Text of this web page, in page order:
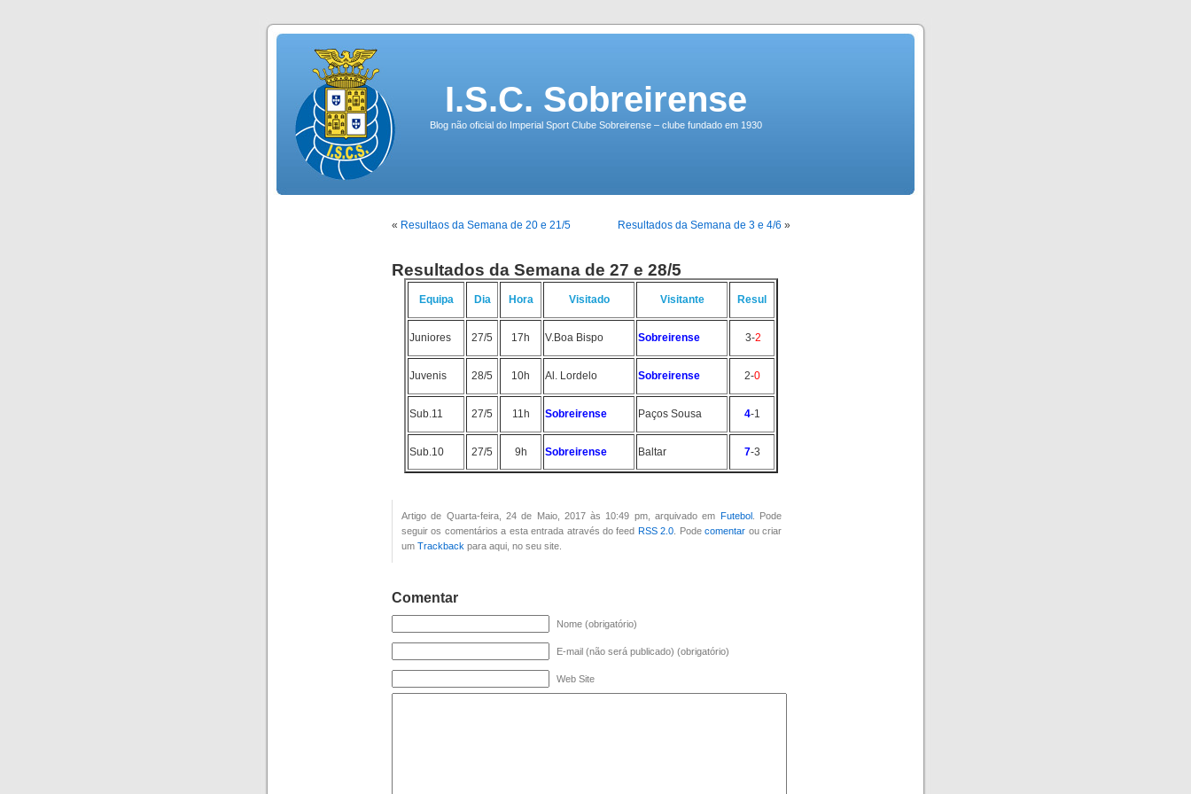
I.S.C. Sobreirense
Blog não oficial do Imperial Sport Clube Sobreirense – clube fundado em 1930
« Resultaos da Semana de 20 e 21/5 Resultados da Semana de 3 e 4/6 »
Resultados da Semana de 27 e 28/5
Equipa Dia Hora Visitado Visitante Resul
Juniores 27/5 17h V.Boa Bispo Sobreirense 3-2
Juvenis 28/5 10h Al. Lordelo Sobreirense 2-0
Sub.11 27/5 11h Sobreirense Paços Sousa 4-1
Sub.10 27/5 9h Sobreirense Baltar 7-3
Artigo de Quarta-feira, 24 de Maio, 2017 às 10:49 pm, arquivado em Futebol. Pode
seguir os comentários a esta entrada através do feed RSS 2.0 . Podecomentar ou criar
um Trackback para aqui, no seu site.
Comentar
Nome (obrigatório)
E-mail (não será publicado) (obrigatório)
Web Site